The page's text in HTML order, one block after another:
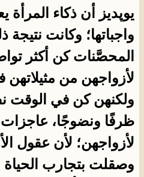
يوپديز أن ذكاء المرأة
واجباتها؛ وكانت نتيجة
المحصَّنات كن أكثر
لأزواجهن من
ولكنهن كن في الوقت
ظرفًا ونضوجًا،
لأزواجهن؛ لأن عقول
وصقلت بتجارب الحياة